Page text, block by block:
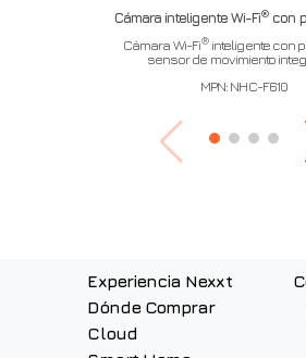
Cámara inteligente Wi-Fi® con
Cámara Wi-Fi® inteligente con
sensor de movimiento
MPN: NHC-F610
Experiencia Nexxt
Dónde Comprar
Cloud